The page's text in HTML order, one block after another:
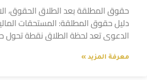
حقوق المطلقة بعد الطلاق الحقوق،
دليل حقوق المطلقة: المستحقات
الدعوى تعد لحظة الطلاق نقطة تحول
معرفة المزيد »